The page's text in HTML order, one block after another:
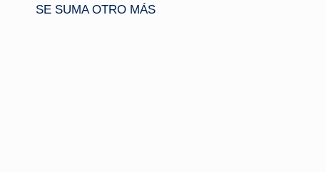
de
SE SUMA OTRO MÁS